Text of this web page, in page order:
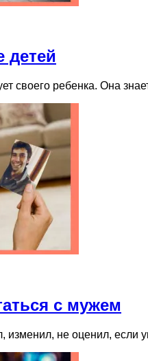
детей
своего ребенка. Она
с мужем
изменил, не оценил,